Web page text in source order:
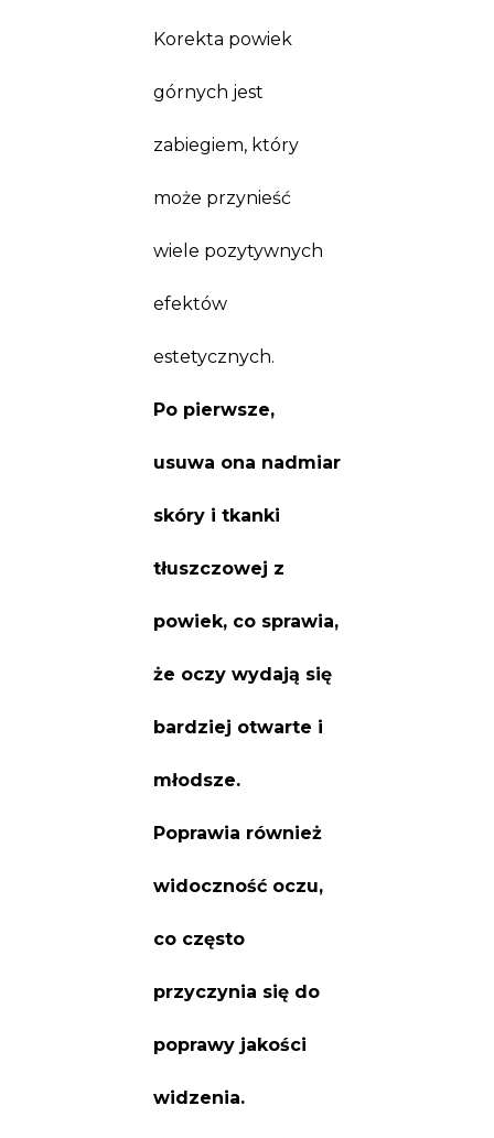
Korekta powiek
górnych jest
zabiegiem, który
może przynieść
wiele pozytywnych
efektów
estetycznych.
Po pierwsze,
usuwa ona nadmiar
skóry i tkanki
tłuszczowej z
powiek, co sprawia,
że oczy wydają się
bardziej otwarte i
młodsze.
Poprawia również
widoczność oczu,
co często
przyczynia się do
poprawy jakości
widzenia.